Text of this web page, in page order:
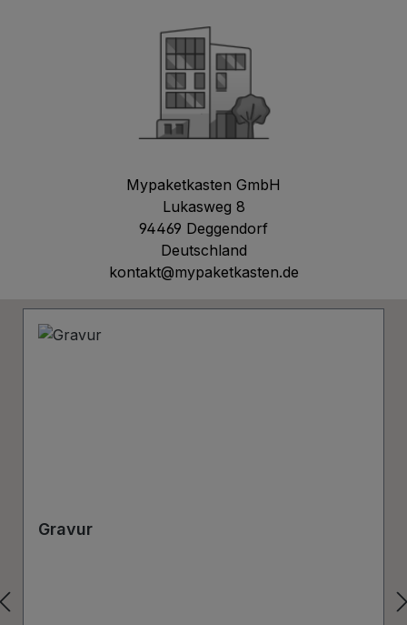
Mypaketkasten GmbH
Lukasweg 8
94469 Deggendorf
Deutschland
kontakt@mypaketkasten.de
Gravur